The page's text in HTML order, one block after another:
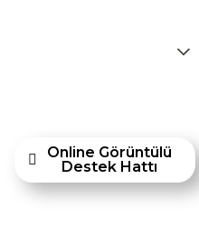
masif ahşap mobilyaları ve
bir araya getiren Ashley
her eve taşımak amacıyla
göstermektedir."
Online Görüntülü
Destek Hattı